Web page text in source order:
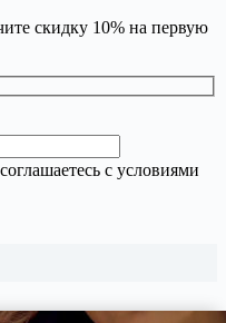
скидку 10% на первую
с условиями